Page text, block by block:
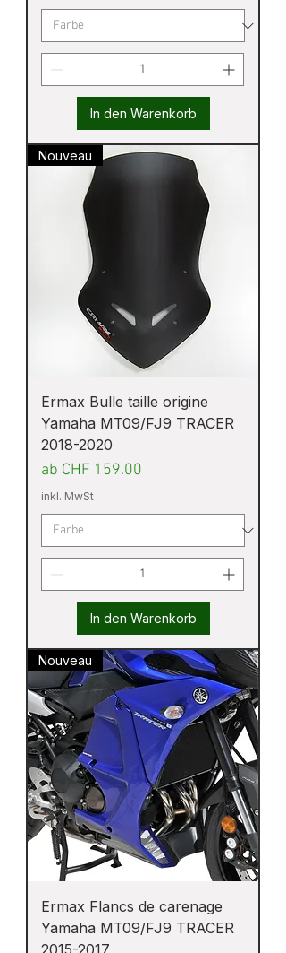
In den Warenkorb
Nouveau
Ermax Bulle taille origine
Yamaha MT09/FJ9 TRACER
2018-2020
ab CHF 159.00
Sale-Preis
inkl. MwSt
In den Warenkorb
Nouveau
Ermax Flancs de carenage
Yamaha MT09/FJ9 TRACER